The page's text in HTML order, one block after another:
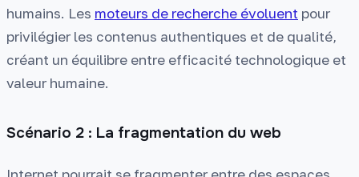
humains. Les moteurs de recherche évoluent pour
privilégier les contenus authentiques et de qualité,
créant un équilibre entre efficacité technologique et
valeur humaine.
Scénario 2 : La fragmentation du web